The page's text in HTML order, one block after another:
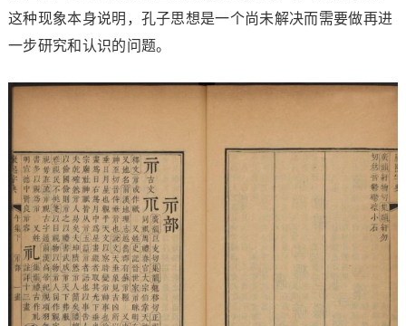
这种现象本身说明，孔子思想是一个尚未解决而需要做再进
一步研究和认识的问题。